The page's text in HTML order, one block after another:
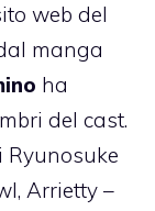
web del
manga
ha
del cast.
Ryunosuke
Arrietty –